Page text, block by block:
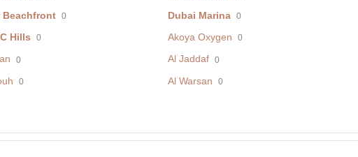
Beachfront 0 Dubai Marina 0
Hills 0 Akoya Oxygen 0
0 Al Jaddaf 0
0 Al Warsan 0